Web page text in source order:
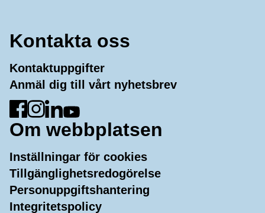
Kontakta oss
Kontaktuppgifter
Anmäl dig till vårt nyhetsbrev
Gå till Facebook
Gå till Instagram
Gå till LinkedIn
Gå till YouTube
Om webbplatsen
Inställningar för cookies
Tillgänglighetsredogörelse
Personuppgiftshantering
Integritetspolicy